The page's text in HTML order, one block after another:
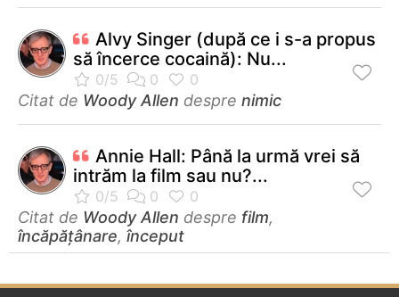
Alvy Singer (după ce i s-a propus
să încerce cocaină): Nu...
Citat de Woody Allen despre nimic
Annie Hall: Până la urmă vrei să
intrăm la film sau nu?...
Citat de Woody Allen despre film,
încăpățânare, început